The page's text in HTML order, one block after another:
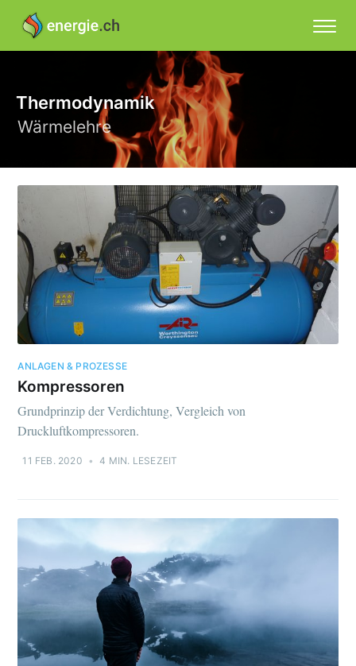
Thermodynamik
Wärmelehre
ANLAGEN & PROZESSE
Kompressoren
Grundprinzip der Verdichtung, Vergleich von
Druckluftkompressoren.
11 FEB. 2020 • 4 MIN. LESEZEIT